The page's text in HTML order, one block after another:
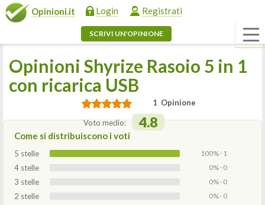
Opinioni.it Login Registrati
SCRIVI UN'OPINIONE
Opinioni Shyrize Rasoio 5 in 1
con ricarica USB
1 Opinione
Voto medio: 4.8
Come si distribuiscono i voti
5 stelle 100% · 1
4 stelle 0% · 0
3 stelle 0% · 0
2 stelle 0% · 0